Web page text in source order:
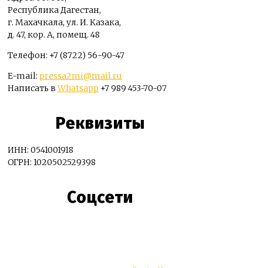
Республика Дагестан,
г. Махачкала, ул. И. Казака,
д. 47, кор. А, помещ. 48
Телефон: +7 (8722) 56-90-47
E-mail: pressa2mi@mail.ru
Написать вWhatsapp +7 989 453-70-07
Реквизиты
ИНН: 0541001918
ОГРН: 1020502529398
Соцсети